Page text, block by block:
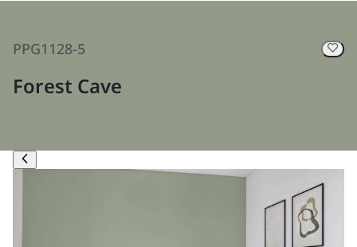
PPG1128-5
Forest Cave